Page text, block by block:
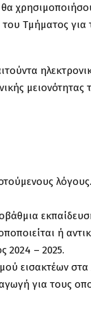
θα
Τμήματος για
μειονότητας
λόγους.
ή
2024 – 2025.
εισακτέων στα
για τους